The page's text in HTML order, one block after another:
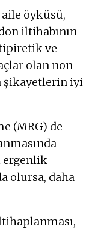
aile öyküsü,
iltihabının
ve
olan non-
şikayetlerin iyi
(MRG) de
ergenlik
olursa, daha